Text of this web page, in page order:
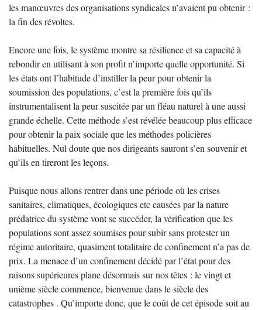
les manœuvres des organisations syndicales n’avaient pu obtenir :
la fin des révoltes.
Encore une fois, le système montre sa résilience et sa capacité à
rebondir en utilisant à son profit n’importe quelle opportunité. Si
les états ont l’habitude d’instiller la peur pour obtenir la
soumission des populations, c’est la première fois qu’ils
instrumentalisent la peur suscitée par un fléau naturel à une aussi
grande échelle. Cette méthode s’est révélée beaucoup plus efficace
pour obtenir la paix sociale que les méthodes policières
habituelles. Nul doute que nos dirigeants sauront s’en souvenir et
qu’ils en tireront les leçons.
Puisque nous allons rentrer dans une période où les crises
sanitaires, climatiques, écologiques etc causées par la nature
prédatrice du système vont se succéder, la vérification que les
populations sont assez soumises pour subir sans protester un
régime autoritaire, quasiment totalitaire de confinement n’a pas de
prix. La menace d’un confinement décidé par l’état pour des
raisons supérieures plane désormais sur nos têtes : le vingt et
unième siècle commence, bienvenue dans le siècle des
catastrophes . Qu’importe donc, que le coût de cet épisode soit au